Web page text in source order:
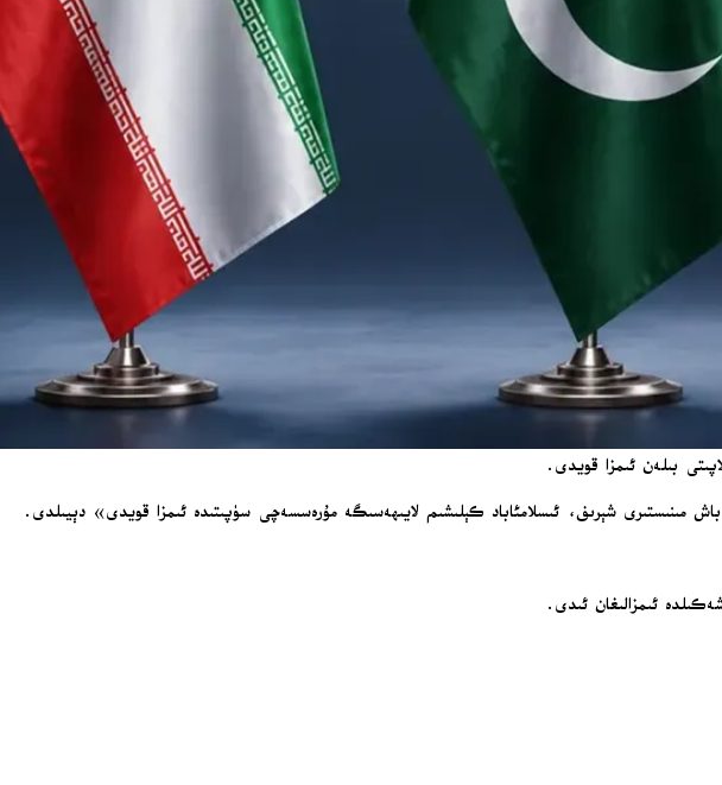
بىلەن ئىمزا قويدى.
ئىمزالىغان ئىدى.